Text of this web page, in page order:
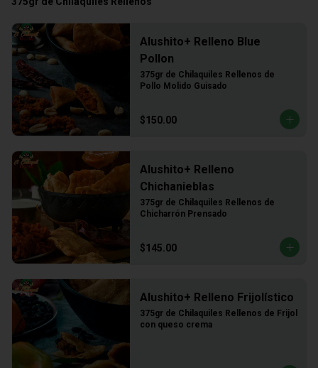
Alushito+ Relleno Blue
Pollon
375gr de Chilaquiles Rellenos de
Pollo Molido Guisado
$150.00
Alushito+ Relleno
Chichanieblas
375gr de Chilaquiles Rellenos de
Chicharrón Prensado
$145.00
Alushito+ Relleno Frijolístico
375gr de Chilaquiles Rellenos de Frijol
con queso crema